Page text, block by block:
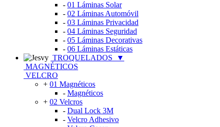
- 01 Láminas Solar
- 02 Láminas Automóvil
- 03 Láminas Privacidad
- 04 Láminas Seguridad
- 05 Láminas Decorativas
- 06 Láminas Estáticas
TROQUELADOS
▼
MAGNÉTICOS
VELCRO
+ 01 Magnéticos
- Magnéticos
+ 02 Velcros
- Dual Lock 3M
- Velcro Adhesivo